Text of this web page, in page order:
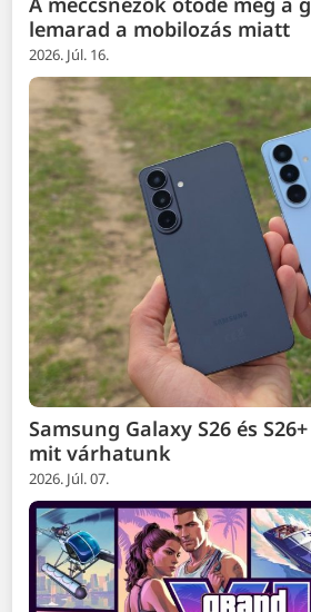
lemarad a mobilozás miatt
2026. Júl. 16.
Samsung Galaxy S26 és
mit várhatunk
2026. Júl. 07.